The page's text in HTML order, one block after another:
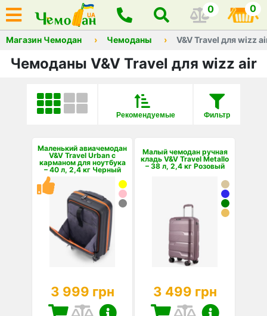
0 0
Магазин Чемодан Чемоданы V&V Travel для wizz
Чемоданы V&V Travel для wizz air
Фильтр
Рекомендуемые
Маленький авиачемодан
V&V Travel Urban с
карманом для ноутбука
– 40 л, 2,4 кг Черный
3 999 грн
Малый чемодан ручная
кладь V&V Travel Metallo
– 38 л, 2,4 кг Розовый
3 499 грн